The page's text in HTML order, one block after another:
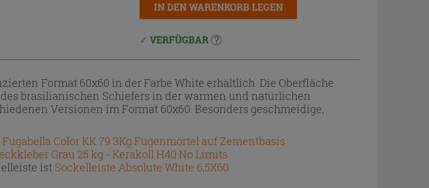
IN DEN WARENKORB LEGEN
VERFÜGBAR
Format 60x60 in der Farbe White erhältlich. Die Oberfläche
brasilianischen Schiefers in der warmen und natürlichen
Versionen im Format 60x60. Besonders geschmeidige,
Color KK 79 3Kg Fugenmörtel auf Zementbasis
Grau 25 kg - Kerakoll H40 No Limits
ist Sockelleiste Absolute White 6,5X60